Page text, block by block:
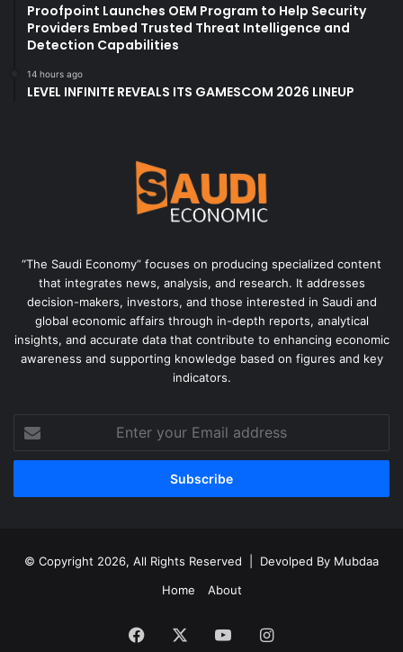
Proofpoint Launches OEM Program to Help Security
Providers Embed Trusted Threat Intelligence and
Detection Capabilities
14 hours ago
LEVEL INFINITE REVEALS ITS GAMESCOM 2026 LINEUP
“The Saudi Economy” focuses on producing specialized content
that integrates news, analysis, and research. It addresses
decision-makers, investors, and those interested in Saudi and
global economic affairs through in-depth reports, analytical
insights, and accurate data that contribute to enhancing economic
awareness and supporting knowledge based on figures and key
indicators.
your
Email
© Copyright 2026, All Rights Reserved | Devolped By Mubdaa
Home
About
Facebook YouTubeInstagram